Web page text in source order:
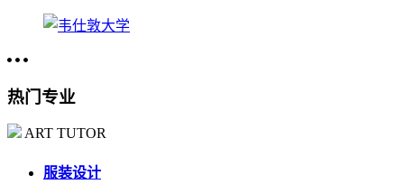
热门专业
ART TUTOR
服装设计